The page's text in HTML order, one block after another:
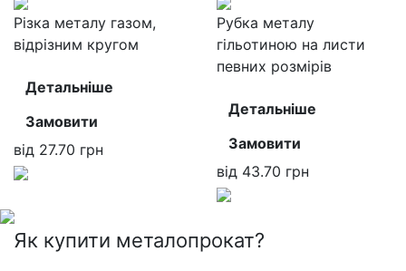
Різка металу газом,
відрізним кругом
Детальніше
Замовити
від 27.70 грн
Рубка металу
гільотиною на листи
певних розмірів
Детальніше
Замовити
від 43.70 грн
Як купити металопрокат?